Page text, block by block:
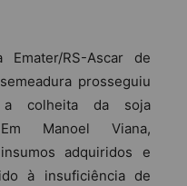
RS-Ascar de
prosseguiu
a colheita da soja
Manoel Viana,
adquiridos e
à insuficiência de